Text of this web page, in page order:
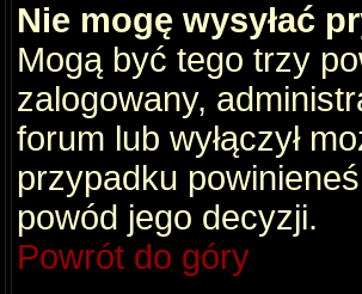
Nie mogę wysyłać
Mogą być tego trzy
zalogowany,
forum lub wyłączył
przypadku
powód jego decyzji.
Powrót do góry